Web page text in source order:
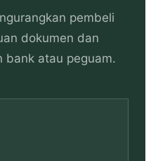
pembeli
dokumen dan
bank atau peguam.